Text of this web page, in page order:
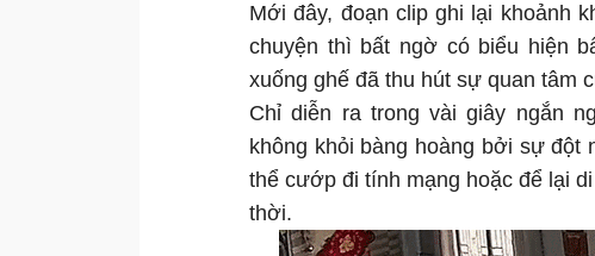
Mới đây, đoạn clip ghi lại khoảnh
chuyện thì bất ngờ có biểu hiện
xuống ghế đã thu hút sự quan tâm
Chỉ diễn ra trong vài giây ngắn
không khỏi bàng hoàng bởi sự đột
thể cướp đi tính mạng hoặc để lại
thời.